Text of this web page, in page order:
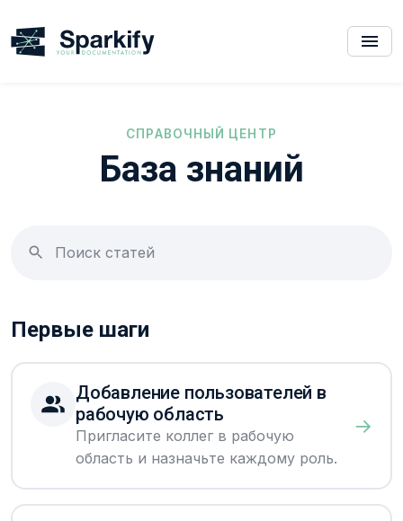
СПРАВОЧНЫЙ ЦЕНТР
База знаний
Первые шаги
Добавление пользователей в
рабочую область
Пригласите коллег в рабочую
область и назначьте каждому роль.
→